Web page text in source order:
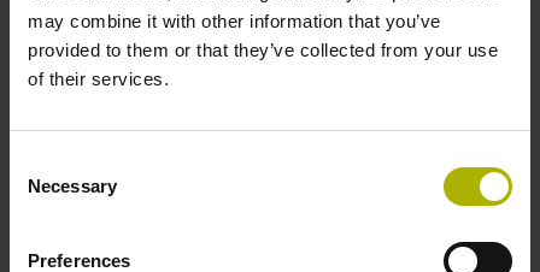
may combine it with other information that you’ve
provided to them or that they’ve collected from your use
of their services.
Selection
Necessary
Preferences
萬用編碼器輸入
海德漢具有11 µApp和1 Vpp的所有增量式編碼器以及具有